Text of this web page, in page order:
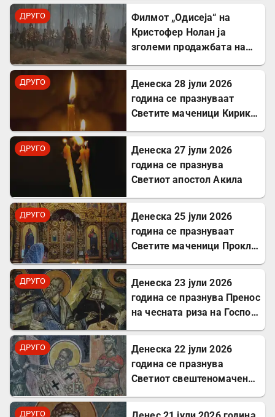
ДРУГО
Филмот „Одисеја“ на
Кристофер Нолан ја
зголеми продажбата на
ДРУГО
Денеска 28 јули 2026
година се празнуваат
Светите маченици Кирик и
ДРУГО
Денеска 27 јули 2026
година се празнува
Светиот апостол Акила
ДРУГО
Денеска 25 јули 2026
година се празнуваат
Светите маченици Прокл и
ДРУГО
Денеска 23 јули 2026
година се празнува Пренос
на чесната риза на Господ
ДРУГО
Денеска 22 јули 2026
година се празнува
Светиот свештеномаченик
ДРУГО